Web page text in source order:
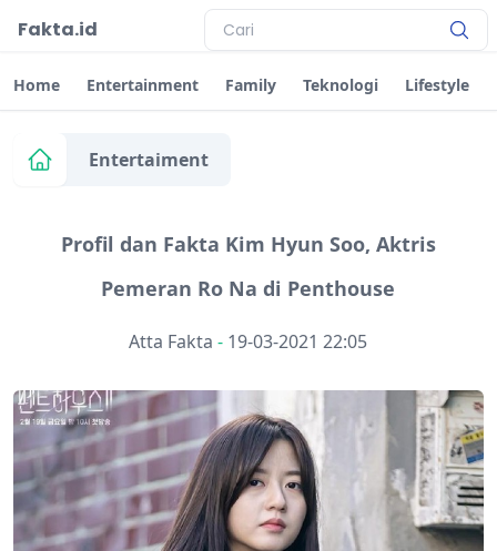
Fakta.id
Home Entertainment Family Teknologi Lifestyle
Entertaiment
Profil dan Fakta Kim Hyun Soo, Aktris
Pemeran Ro Na di Penthouse
Atta Fakta - 19-03-2021 22:05